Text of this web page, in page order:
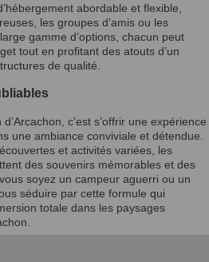
abordable et flexible,
les groupes d’amis ou les
gamme d’options, chacun peut
tout en profitant des atouts d’un
de qualité.
c’est s’offrir une expérience
une ambiance conviviale et détendue.
et activités variées, les
des souvenirs mémorables et des
soyez un campeur aguerri ou un
séduire par cette formule qui
totale dans les paysages